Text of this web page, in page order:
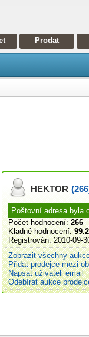
Prodat
HEKTOR
Poštovní adresa byla
Počet hodnocení: 266
Kladné hodnocení:
Registrován: 2010-09-
Zobrazit všechny
Přidat prodejce mezi
Napsat uživateli email
Odebírat aukce